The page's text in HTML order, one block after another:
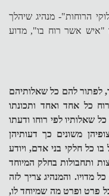
הרוחות"- מנהיג שיהלך
"איש אשר רוח בו", מדוע
לפתור להם כל שאלותיהם
כל אחד ואחד ותכונתו
שאלותיו לפי רוחו ודעתו
משונים כך דעותיהן
כל חלקי בני אדם, ויודע
ותחבולות בחלק המיוחד
מדויו. והמנהיג צריך לזה
פרט ופרט מה שמיוחד לו,